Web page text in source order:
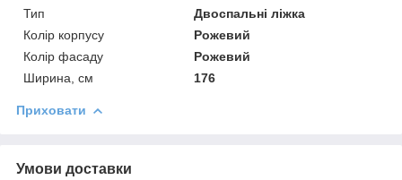
Тип
Двоспальні ліжка
Колір корпусу
Рожевий
Колір фасаду
Рожевий
Ширина, см
176
Приховати
Умови доставки